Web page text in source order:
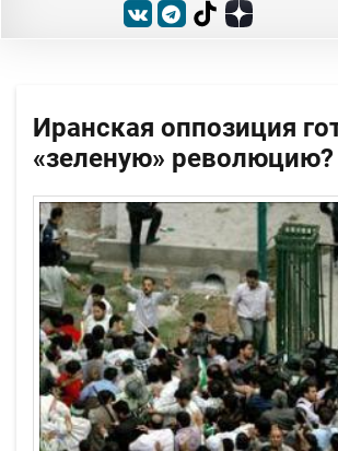
Иранская оппозиция
«зеленую» революцию?